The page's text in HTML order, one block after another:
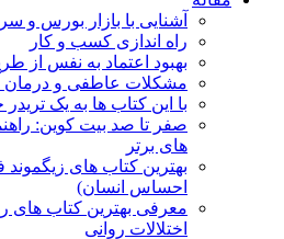
آشنایی با بازار بورس و
راه اندازی کسب و کار
بهبود اعتماد به نفس از
مشکلات عاطفی و درمان
با این کتاب ها به یک
صفر تا صد بیت کوین:
های برتر
بهترین کتاب های زیگموند
احساس انسان)
معرفی بهترین کتاب های
اختلالات روانی